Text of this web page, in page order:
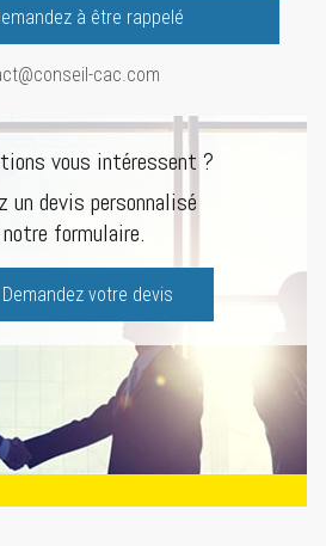
à être rappelé
cac.com
vous intéressent ?
un devis personnalisé
formulaire.
Demandez votre devis